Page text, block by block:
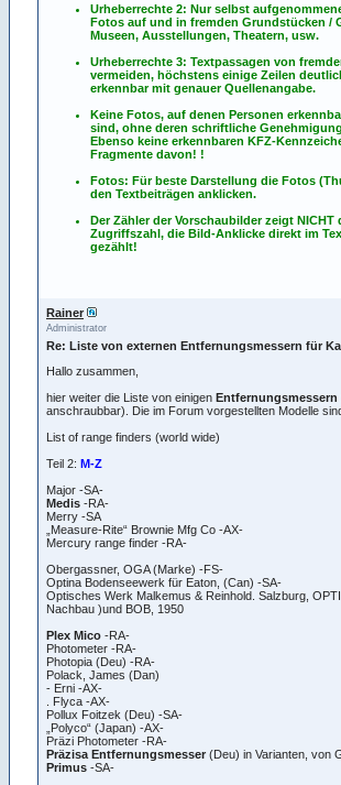
Urheberrechte 2: Nur selbst
Fotos auf und in fremden Grundstücken /
Museen, Ausstellungen, Theatern, usw.
Urheberrechte 3: Textpassagen von
vermeiden, höchstens einige Zeilen
erkennbar mit genauer Quellenangabe.
Keine Fotos, auf denen Personen
sind, ohne deren schriftliche
Ebenso keine erkennbaren KFZ-
Fragmente davon! !
Fotos: Für beste Darstellung die Fotos
den Textbeiträgen anklicken.
Der Zähler der Vorschaubilder zeigt NICHT
Zugriffszahl, die Bild-Anklicke direkt im
gezählt!
Rainer
Administrator
Re: Liste von externen Entfernungsmessern für
Hallo zusammen,
hier weiter die Liste von einigen Entfernungsmessern
anschraubbar). Die im Forum vorgestellten Modelle
List of range finders (world wide)
Teil 2: M-Z
Major -SA-
Medis -RA-
Merry -SA
„Measure-Rite“ Brownie Mfg Co -AX-
Mercury range finder -RA-
Obergassner, OGA (Marke) -FS-
Optina Bodenseewerk für Eaton, (Can) -SA-
Optisches Werk Malkemus & Reinhold. Salzburg,
Nachbau )und BOB, 1950
Plex Mico -RA-
Photometer -RA-
Photopia (Deu) -RA-
Polack, James (Dan)
- Erni -AX-
. Flyca -AX-
Pollux Foitzek (Deu) -SA-
„Polyco“ (Japan) -AX-
Präzi Photometer -RA-
Präzisa Entfernungsmesser (Deu) in Varianten, von
Primus -SA-